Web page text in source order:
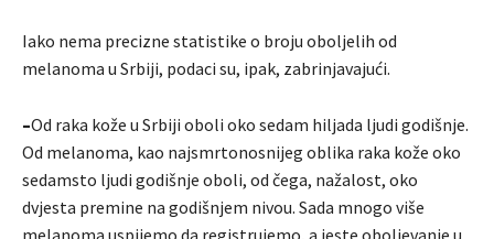
Iako nema precizne statistike o broju oboljelih od
melanoma u Srbiji, podaci su, ipak, zabrinjavajući.
–Od raka kože u Srbiji oboli oko sedam hiljada ljudi godišnje.
Od melanoma, kao najsmrtonosnijeg oblika raka kože oko
sedamsto ljudi godišnje oboli, od čega, nažalost, oko
dvjesta premine na godišnjem nivou. Sada mnogo više